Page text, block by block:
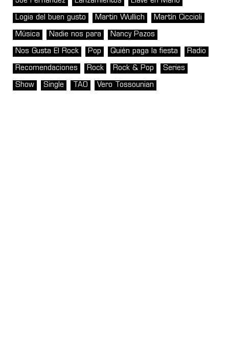
Logia del buen gusto Martin Wullich Martín Ciccioli
Música Nadie nos para Nancy Pazos
Nos Gusta El Rock Pop Quién paga la fiesta Radio
Recomendaciones Rock Rock & Pop Series
Show Single TAO Vero Tossounian